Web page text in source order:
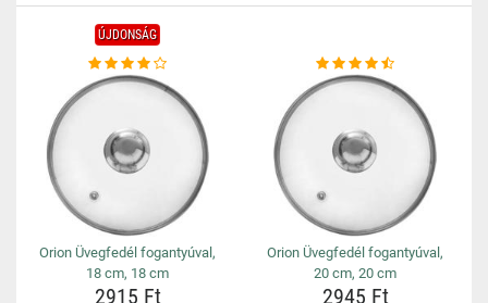
ÚJDONSÁG
Orion Üvegfedél fogantyúval,
18 cm, 18 cm
2915 Ft
Orion Üvegfedél fogantyúval,
20 cm, 20 cm
2945 Ft